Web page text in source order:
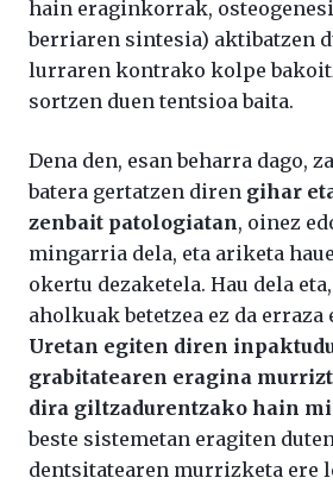
hain eraginkorrak,
berriaren sintesia) aktibatzen
lurraren kontrako kolpe
sortzen duen tentsioa baita.
Dena den, esan beharra dago,
batera gertatzen diren gihar
zenbait patologiatan, oinez
mingarria dela, eta ariketa
okertu dezaketela. Hau dela
aholkuak betetzea ez da erraza
Uretan egiten diren
grabitatearen eragina
dira giltzadurentzako hain
beste sistemetan eragiten
dentsitatearen murrizketa ere